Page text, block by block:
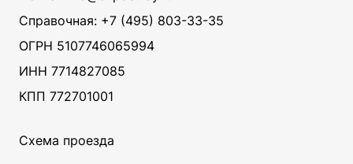
Справочная: +7 (495) 803-33-35
ОГРН 5107746065994
ИНН 7714827085
КПП 772701001
Схема проезда